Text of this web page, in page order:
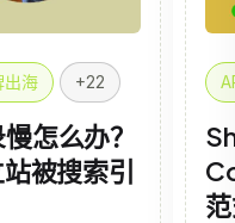
出海 +22
怎么办？
被搜索引